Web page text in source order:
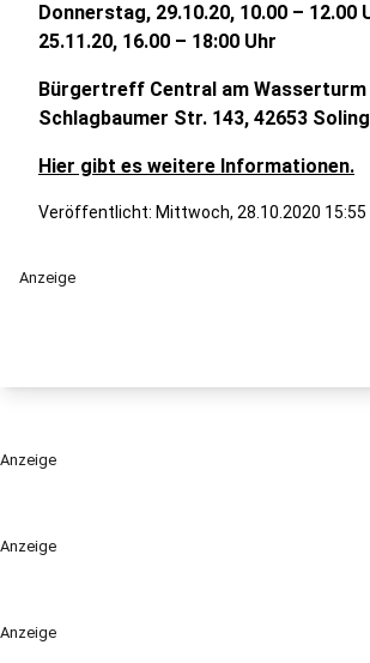
Anzeige
Anzeige
Donnerstag, 29.10.20, 10.00 – 12.00
25.11.20, 16.00 – 18:00 Uhr
Bürgertreff Central am Wasserturm
Schlagbaumer Str. 143, 42653
Hier gibt es weitere Informationen.
Veröffentlicht: Mittwoch, 28.10.2020 15:55
Anzeige
Anzeige